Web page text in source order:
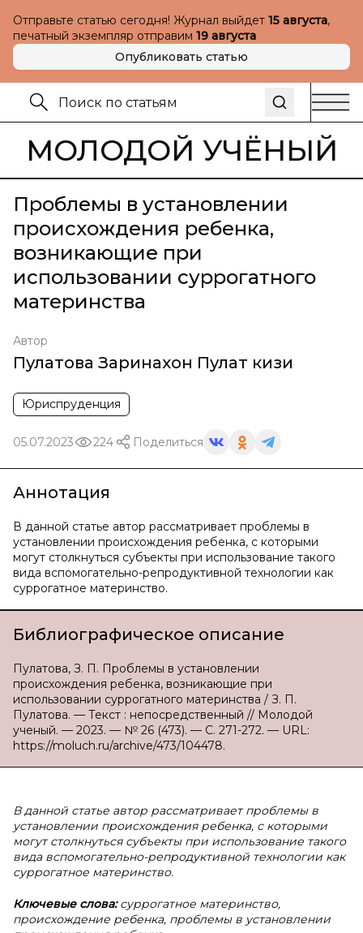
Отправьте статью сегодня! Журнал выйдет 15 августа,
печатный экземпляр отправим 19 августа
Опубликовать статью
МОЛОДОЙ УЧЁНЫЙ
Проблемы в установлении
происхождения ребенка,
возникающие при
использовании суррогатного
материнства
Автор
Пулатова Заринахон Пулат кизи
Юриспруденция
05.07.2023 224 Поделиться
Аннотация
В данной статье автор рассматривает проблемы в
установлении происхождения ребенка, с которыми
могут столкнуться субъекты при использование такого
вида вспомогательно-репродуктивной технологии как
суррогатное материнство.
Библиографическое описание
Пулатова, З. П. Проблемы в установлении
происхождения ребенка, возникающие при
использовании суррогатного материнства / З. П.
Пулатова. — Текст : непосредственный // Молодой
ученый. — 2023. — № 26 (473). — С. 271-272. — URL:
https://moluch.ru/archive/473/104478.
В данной статье автор рассматривает проблемы в
установлении происхождения ребенка, с которыми
могут столкнуться субъекты при использование такого
вида вспомогательно-репродуктивной технологии как
суррогатное материнство.
Ключевые слова:суррогатное материнство,
происхождение ребенка, проблемы в установлении